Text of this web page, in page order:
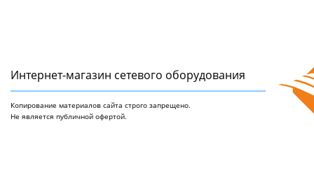
Интернет-магазин сетeвого оборудования
Копирование материалов сайта строго запрещено.
Не является публичной офертой.